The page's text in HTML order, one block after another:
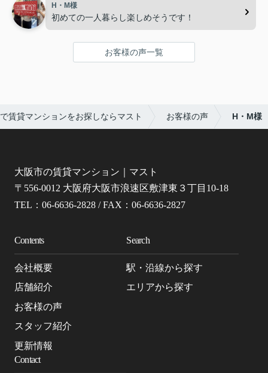
H・M様
初めての一人暮らし楽しめそうです！
お客様の声一覧
賃貸マンションをお探しならマスト お客様の声 H・M様
大阪市の賃貸マンション｜マスト
〒556-0012 大阪府大阪市浪速区敷津東３丁目10-18
TEL：06-6636-2828 / FAX：06-6636-2827
Contents
会社概要
店舗紹介
お客様の声
スタッフ紹介
更新情報
Search
駅・沿線から探す
エリアから探す
Contact